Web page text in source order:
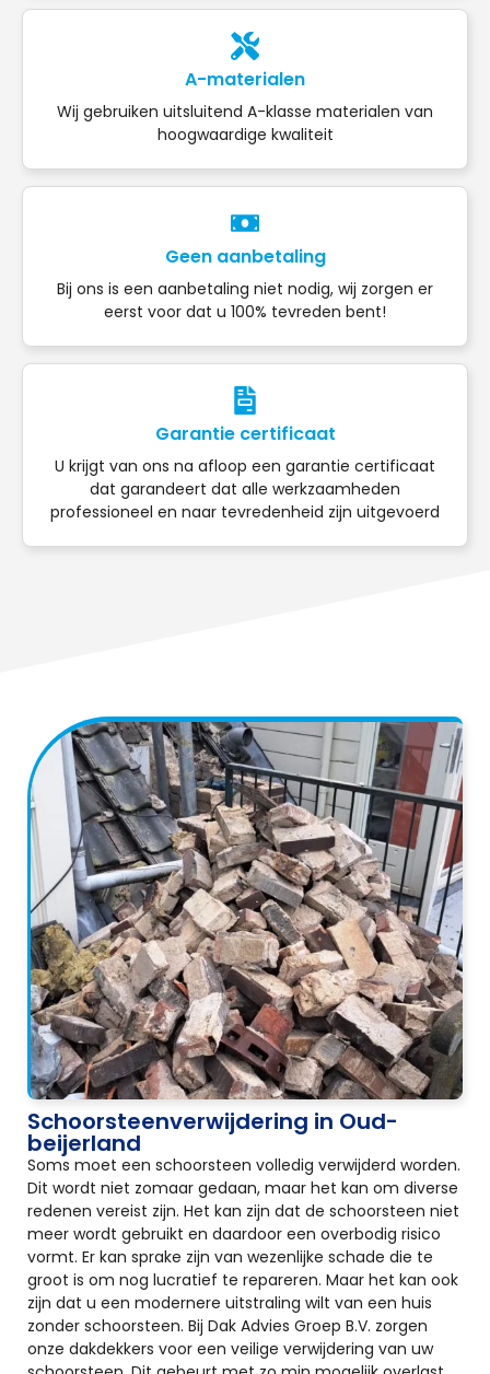
A-materialen
Wij gebruiken uitsluitend A-klasse materialen van
hoogwaardige kwaliteit
Geen aanbetaling
Bij ons is een aanbetaling niet nodig, wij zorgen er
eerst voor dat u 100% tevreden bent!
Garantie certificaat
U krijgt van ons na afloop een garantie certificaat
dat garandeert dat alle werkzaamheden
professioneel en naar tevredenheid zijn uitgevoerd
Schoorsteenverwijdering in Oud-
beijerland
Soms moet een schoorsteen volledig verwijderd worden.
Dit wordt niet zomaar gedaan, maar het kan om diverse
redenen vereist zijn. Het kan zijn dat de schoorsteen niet
meer wordt gebruikt en daardoor een overbodig risico
vormt. Er kan sprake zijn van wezenlijke schade die te
groot is om nog lucratief te repareren. Maar het kan ook
zijn dat u een modernere uitstraling wilt van een huis
zonder schoorsteen. Bij Dak Advies Groep B.V. zorgen
onze dakdekkers voor een veilige verwijdering van uw